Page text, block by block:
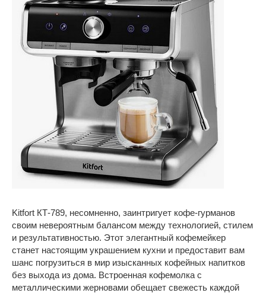
Kitfort КТ-789, несомненно, заинтригует кофе-гурманов
своим невероятным балансом между технологией, стилем
и результативностью. Этот элегантный кофемейкер
станет настоящим украшением кухни и предоставит вам
шанс погрузиться в мир изысканных кофейных напитков
без выхода из дома. Встроенная кофемолка с
металлическими жерновами обещает свежесть каждой